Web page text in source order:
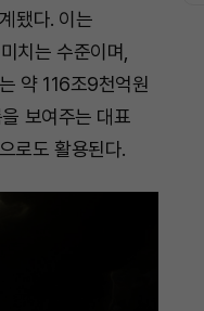
됐다. 이는
치는 수준이며,
약 116조9천억원
보여주는 대표
로도 활용된다.